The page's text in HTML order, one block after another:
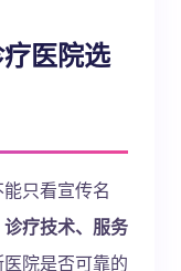
医院选
只看宣传名
疗技术、服务
院是否可靠的